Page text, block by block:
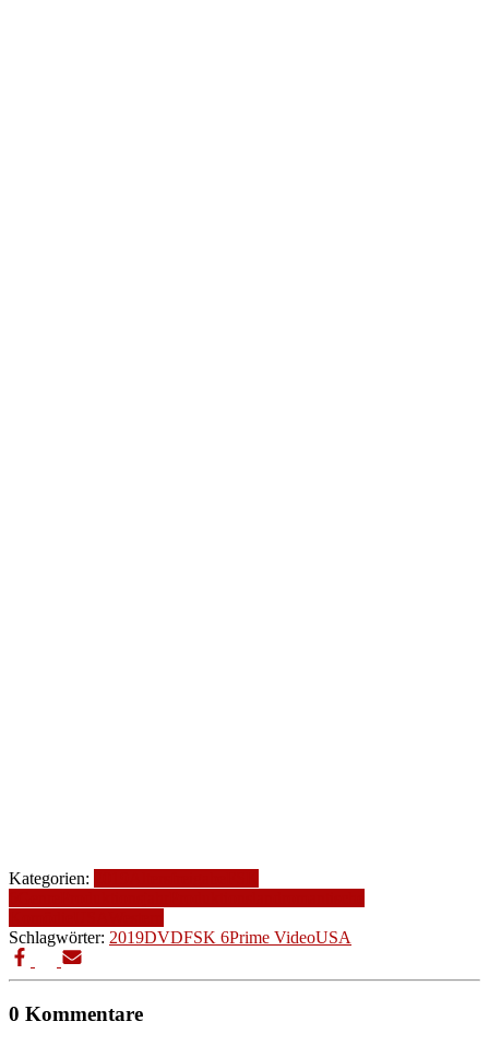
Kategorien:
Schlagwörter: 2019DVDFSK 6Prime VideoUSA
0 Kommentare